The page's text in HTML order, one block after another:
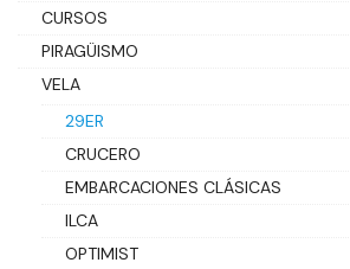
CURSOS
PIRAGÜISMO
VELA
29ER
CRUCERO
EMBARCACIONES CLÁSICAS
ILCA
OPTIMIST